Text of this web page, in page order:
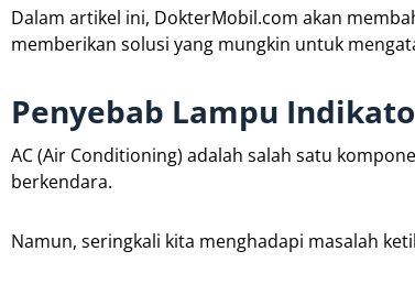
Dalam artikel ini, DokterMobil.com akan
memberikan solusi yang mungkin untuk
Penyebab Lampu
AC (Air Conditioning) adalah salah satu
berkendara.
Namun, seringkali kita menghadapi masalah